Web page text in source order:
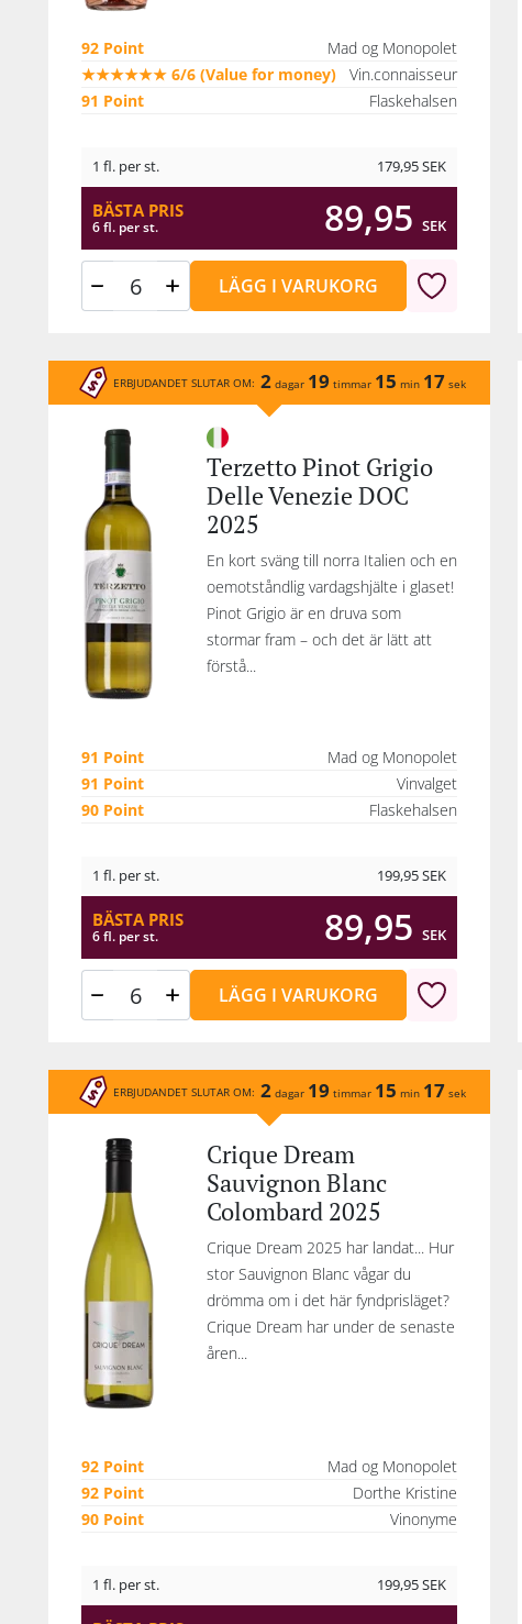
92 Point
Mad og Monopolet
★★★★★★ 6/6 (Value for money)
Vin.connaisseur
91 Point
Flaskehalsen
1 fl. per st. 179,95SEK
BÄSTA PRIS
6 fl. per st. 89,95 SEK
LÄGG I VARUKORG
ERBJUDANDET SLUTAR OM: 2dagar 19 timmar 15 min 17 sek
Terzetto Pinot Grigio
Delle Venezie DOC
2025
En kort sväng till norra Italien och en
oemotståndlig vardagshjälte i glaset!
Pinot Grigio är en druva som
stormar fram – och det är lätt att
förstå...
91 Point
Mad og Monopolet
91 Point
Vinvalget
90 Point
Flaskehalsen
1 fl. per st. 199,95SEK
BÄSTA PRIS
6 fl. per st. 89,95 SEK
LÄGG I VARUKORG
ERBJUDANDET SLUTAR OM: 2dagar 19 timmar 15 min 17 sek
Crique Dream
Sauvignon Blanc
Colombard 2025
Crique Dream 2025 har landat... Hur
stor Sauvignon Blanc vågar du
drömma om i det här fyndprisläget?
Crique Dream har under de senaste
åren...
92 Point
Mad og Monopolet
92 Point
Dorthe Kristine
90 Point
Vinonyme
1 fl. per st. 199,95SEK